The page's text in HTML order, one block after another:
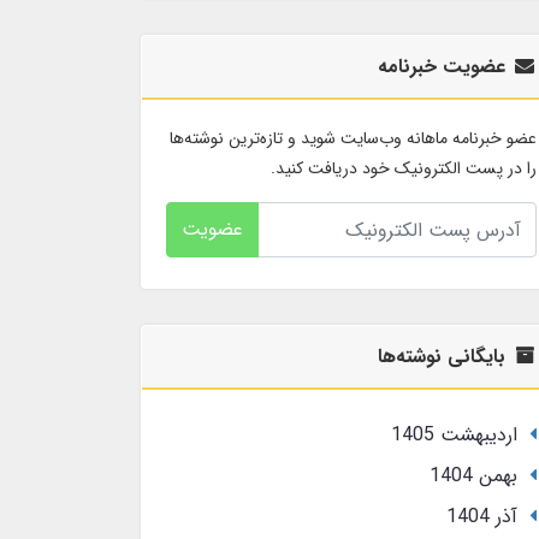
عضویت خبرنامه
عضو خبرنامه ماهانه وب‌سایت شوید و تازه‌ترین نوشته‌ها
را در پست الکترونیک خود دریافت کنید.
عضویت
بایگانی نوشته‌ها
ارديبهشت 1405
بهمن 1404
آذر 1404